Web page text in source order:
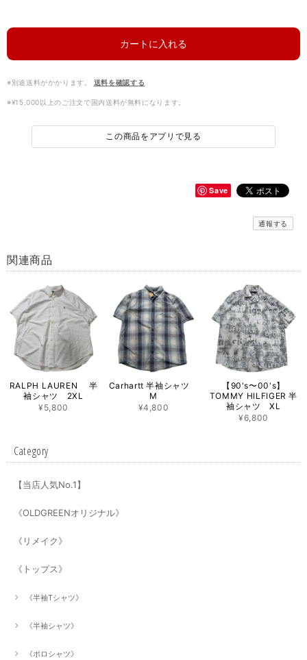
カートに入れる
※別途送料がかかります。 送料を確認する
※¥15,000以上のご注文で国内送料が無料になります。
この商品をアプリで見る
Save
通報する
関連商品
RALPH LAUREN 半
袖シャツ 2XL
¥5,800
Carhartt 半袖シャツ
M
¥4,800
【90's〜00's】
TOMMY HILFIGER 半
袖シャツ XL
¥6,800
Category
【当店人気No.1】
《OLDGREENオリジナル》
《リメイク》
《トップス》
《半袖Tシャツ》
《半袖シャツ》
《ポロシャツ》